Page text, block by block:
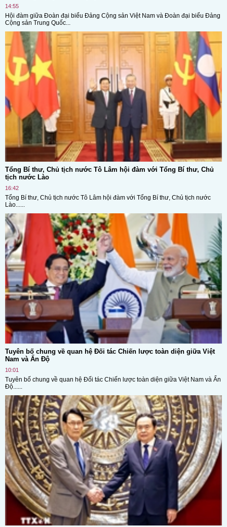
14:55
Hội đàm giữa Đoàn đại biểu Đảng Cộng sản Việt Nam và Đoàn đại biểu Đảng
Cộng sản Trung Quốc...
Tổng Bí thư, Chủ tịch nước Tô Lâm hội đàm với Tổng Bí thư, Chủ
tịch nước Lào
16:42
Tổng Bí thư, Chủ tịch nước Tô Lâm hội đàm với Tổng Bí thư, Chủ tịch nước
Lào......
Tuyên bố chung về quan hệ Đối tác Chiến lược toàn diện giữa Việt
Nam và Ấn Độ
10:01
Tuyên bố chung về quan hệ Đối tác Chiến lược toàn diện giữa Việt Nam và Ấn
Độ......